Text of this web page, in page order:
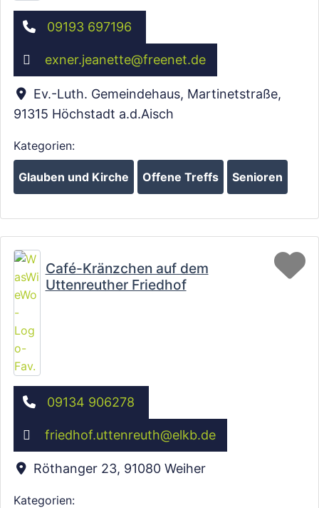
09193 697196
exner.jeanette@freenet.de
Ev.-Luth. Gemeindehaus, Martinetstraße,
91315 Höchstadt a.d.Aisch
Kategorien:
Glauben und Kirche Offene Treffs Senioren
Café-Kränzchen auf dem
Uttenreuther Friedhof
09134 906278
friedhof.uttenreuth@elkb.de
Röthanger 23, 91080 Weiher
Kategorien: